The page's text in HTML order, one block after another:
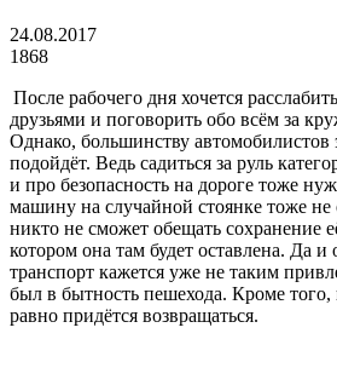
24.08.2017
1868
После рабочего дня хочется
друзьями и поговорить обо всём за
Однако, большинству автомобилистов
подойдёт. Ведь садиться за руль
и про безопасность на дороге тоже
машину на случайной стоянке тоже не
никто не сможет обещать сохранение
котором она там будет оставлена. Да
транспорт кажется уже не таким
был в бытность пешехода. Кроме
равно придётся возвращаться.